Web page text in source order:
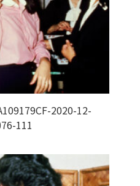
2020-12-
111